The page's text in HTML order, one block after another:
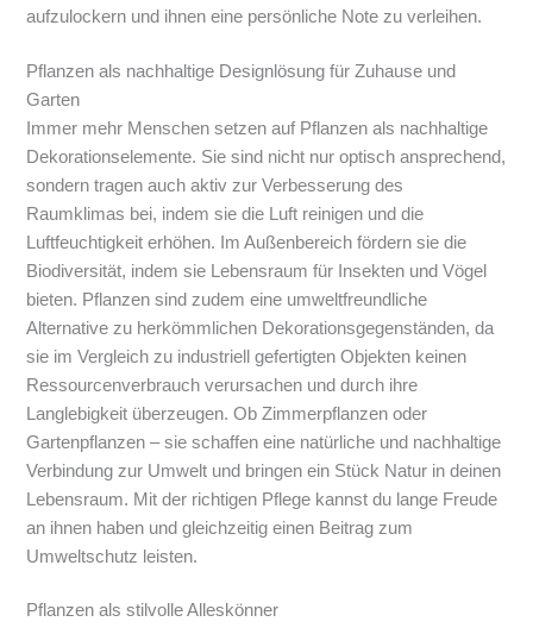
aufzulockern und ihnen eine persönliche Note zu verleihen.
Pflanzen als nachhaltige Designlösung für Zuhause und
Garten
Immer mehr Menschen setzen auf Pflanzen als nachhaltige
Dekorationselemente. Sie sind nicht nur optisch ansprechend,
sondern tragen auch aktiv zur Verbesserung des
Raumklimas bei, indem sie die Luft reinigen und die
Luftfeuchtigkeit erhöhen. Im Außenbereich fördern sie die
Biodiversität, indem sie Lebensraum für Insekten und Vögel
bieten. Pflanzen sind zudem eine umweltfreundliche
Alternative zu herkömmlichen Dekorationsgegenständen, da
sie im Vergleich zu industriell gefertigten Objekten keinen
Ressourcenverbrauch verursachen und durch ihre
Langlebigkeit überzeugen. Ob Zimmerpflanzen oder
Gartenpflanzen – sie schaffen eine natürliche und nachhaltige
Verbindung zur Umwelt und bringen ein Stück Natur in deinen
Lebensraum. Mit der richtigen Pflege kannst du lange Freude
an ihnen haben und gleichzeitig einen Beitrag zum
Umweltschutz leisten.
Pflanzen als stilvolle Alleskönner